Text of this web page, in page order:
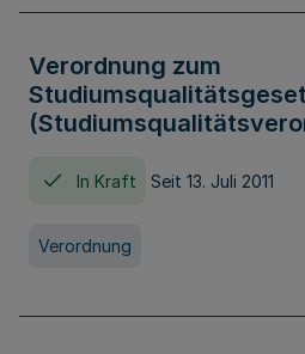
Verordnung zum
In Kraft Seit 13. Juli 2011
Verordnung